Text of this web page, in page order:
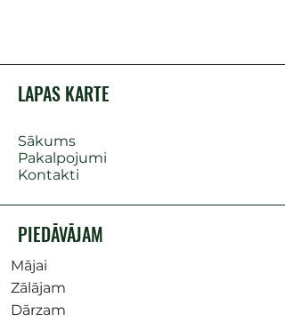
LAPAS KARTE
Sākums
Pakalpojumi
Kontakti
PIEDĀVĀJAM
Mājai
Zālājam
Dārzam